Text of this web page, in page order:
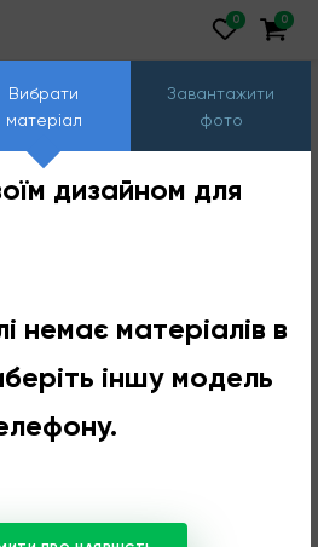
Вибрати
матеріал
Завантажити
фото
дизайном для
немає матеріалів в
іншу модель